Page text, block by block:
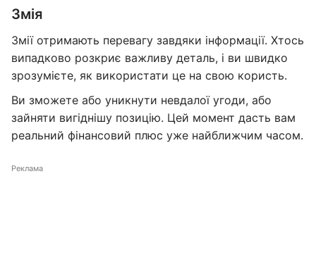
Змія
Змії отримають перевагу завдяки інформації. Хтось
випадково розкриє важливу деталь, і ви швидко
зрозумієте, як використати це на свою користь.
Ви зможете або уникнути невдалої угоди, або
зайняти вигіднішу позицію. Цей момент дасть вам
реальний фінансовий плюс уже найближчим часом.
Реклама